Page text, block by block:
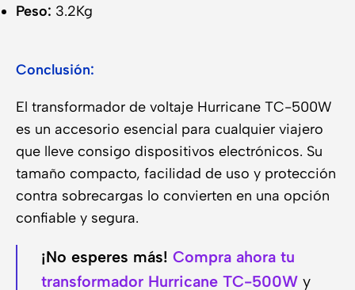
Peso: 3.2Kg
Conclusión:
El transformador de voltaje Hurricane TC-500W
es un accesorio esencial para cualquier viajero
que lleve consigo dispositivos electrónicos. Su
tamaño compacto, facilidad de uso y protección
contra sobrecargas lo convierten en una opción
confiable y segura.
¡No esperes más! Compra ahora tu
transformador Hurricane TC-500W y